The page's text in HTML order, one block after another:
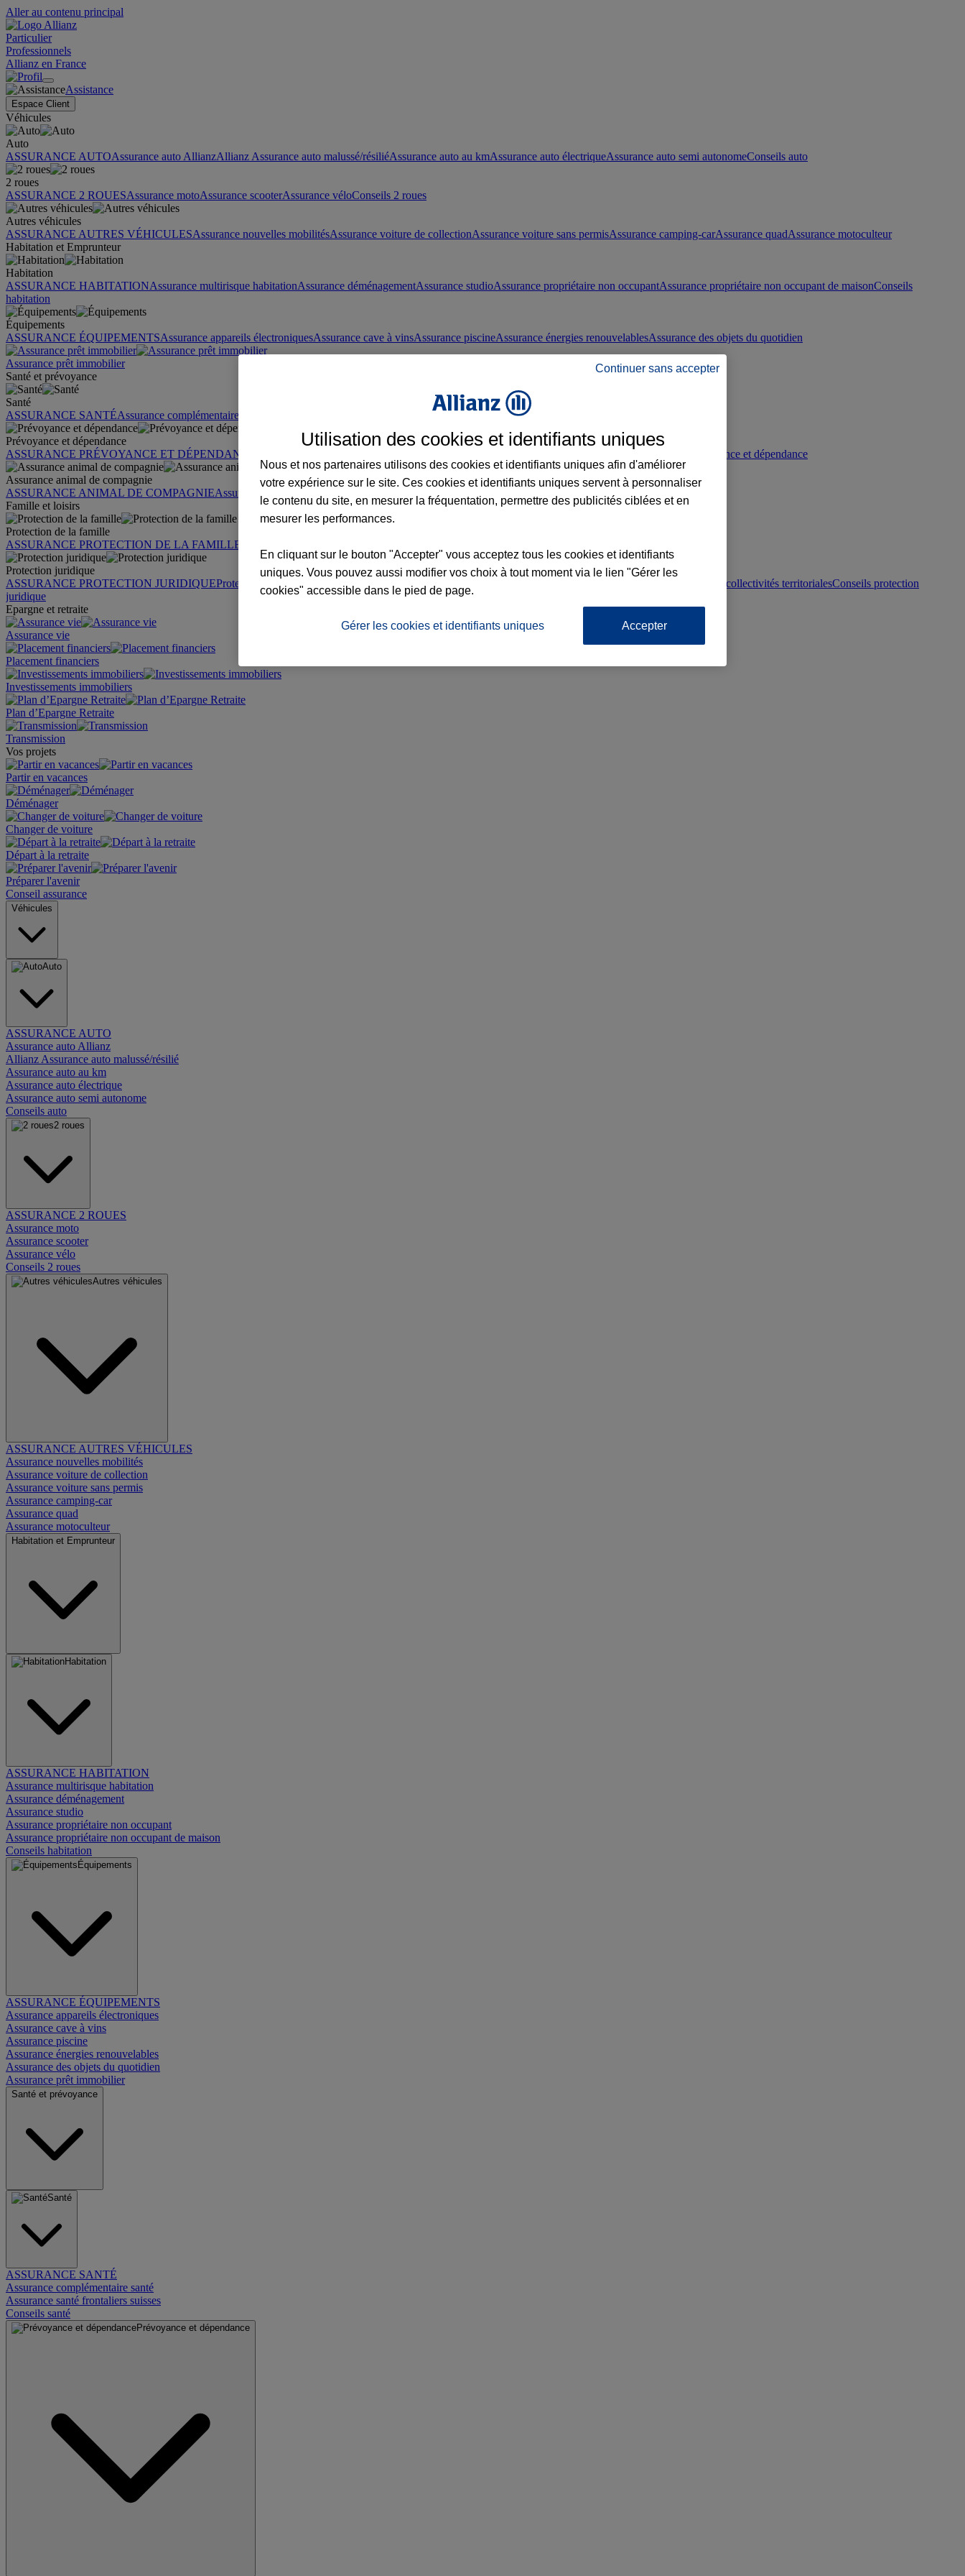
Aller au contenu principal
Particulier
Professionnels
Allianz en France
Assistance
Espace Client
Véhicules
Auto
ASSURANCE AUTOAssurance auto AllianzAllianz Assurance auto malussé/résiliéAssurance auto au kmAssurance auto électriqueAssurance auto semi autonomeConseils auto
2 roues
ASSURANCE 2 ROUESAssurance motoAssurance scooterAssurance véloConseils 2 roues
Autres véhicules
ASSURANCE AUTRES VÉHICULESAssurance nouvelles mobilitésAssurance voiture de collectionAssurance voiture sans permisAssurance camping-carAssurance quadAssurance motoculteur
Habitation et Emprunteur
Habitation
ASSURANCE HABITATIONAssurance multirisque habitationAssurance déménagementAssurance studioAssurance propriétaire non occupantAssurance propriétaire non occupant de maisonConseils
habitation
Équipements
ASSURANCE ÉQUIPEMENTSAssurance appareils électroniquesAssurance cave à vinsAssurance piscineAssurance énergies renouvelablesAssurance des objets du quotidien
Assurance prêt immobilier
Santé et prévoyance
Santé
ASSURANCE SANTÉAssurance complémentaire santé Conseils santé
Prévoyance et dépendance
ASSURANCE PRÉVOYANCE ET DÉPENDANCE
Conseils prévoyance et dépendance
Assurance animal de compagnie
ASSURANCE ANIMAL DE COMPAGNIEAssurance chien Assurance chat
Conseils animal de compagnie
Famille et loisirs
Protection de la famille
ASSURANCE PROTECTION DE LA FAMILLE
Protection juridique
ASSURANCE PROTECTION JURIDIQUEProtection juridique particuliers Protection juridique immobilière Protection juridique collectivités territorialesConseils protection
juridique
Epargne et retraite
Assurance vie
Placement financiers
Investissements immobiliers
Plan d’Epargne Retraite
Transmission
Vos projets
Partir en vacances
Déménager
Changer de voiture
Départ à la retraite
Préparer l'avenir
Conseil assurance
Véhicules
Auto
ASSURANCE AUTO
Assurance auto Allianz
Allianz Assurance auto malussé/résilié
Assurance auto au km
Assurance auto électrique
Assurance auto semi autonome
Conseils auto
2 roues
ASSURANCE 2 ROUES
Assurance moto
Assurance scooter
Assurance vélo
Conseils 2 roues
Autres véhicules
ASSURANCE AUTRES VÉHICULES
Assurance nouvelles mobilités
Assurance voiture de collection
Assurance voiture sans permis
Assurance camping-car
Assurance quad
Assurance motoculteur
Habitation et Emprunteur
Habitation
ASSURANCE HABITATION
Assurance multirisque habitation
Assurance déménagement
Assurance studio
Assurance propriétaire non occupant
Assurance propriétaire non occupant de maison
Conseils habitation
Équipements
ASSURANCE ÉQUIPEMENTS
Assurance appareils électroniques
Assurance cave à vins
Assurance piscine
Assurance énergies renouvelables
Assurance des objets du quotidien
Assurance prêt immobilier
Santé et prévoyance
Santé
ASSURANCE SANTÉ
Assurance complémentaire santé
Assurance santé frontaliers suisses
Conseils santé
Prévoyance et dépendance
Continuer sans accepter
Utilisation des cookies et identifiants uniques
Nous et nos partenaires utilisons des cookies et identifiants uniques afin d'améliorer
votre expérience sur le site. Ces cookies et identifiants uniques servent à personnaliser
le contenu du site, en mesurer la fréquentation, permettre des publicités ciblées et en
mesurer les performances.
En cliquant sur le bouton "Accepter" vous acceptez tous les cookies et identifiants
uniques. Vous pouvez aussi modifier vos choix à tout moment via le lien "Gérer les
cookies" accessible dans le pied de page.
Gérer les cookies et identifiants uniques Accepter